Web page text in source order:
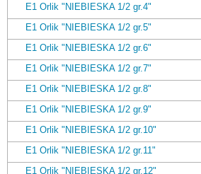
E1 Orlik "NIEBIESKA 1/2 gr.4"
E1 Orlik "NIEBIESKA 1/2 gr.5"
E1 Orlik "NIEBIESKA 1/2 gr.6"
E1 Orlik "NIEBIESKA 1/2 gr.7"
E1 Orlik "NIEBIESKA 1/2 gr.8"
E1 Orlik "NIEBIESKA 1/2 gr.9"
E1 Orlik "NIEBIESKA 1/2 gr.10"
E1 Orlik "NIEBIESKA 1/2 gr.11"
E1 Orlik "NIEBIESKA 1/2 gr.12"